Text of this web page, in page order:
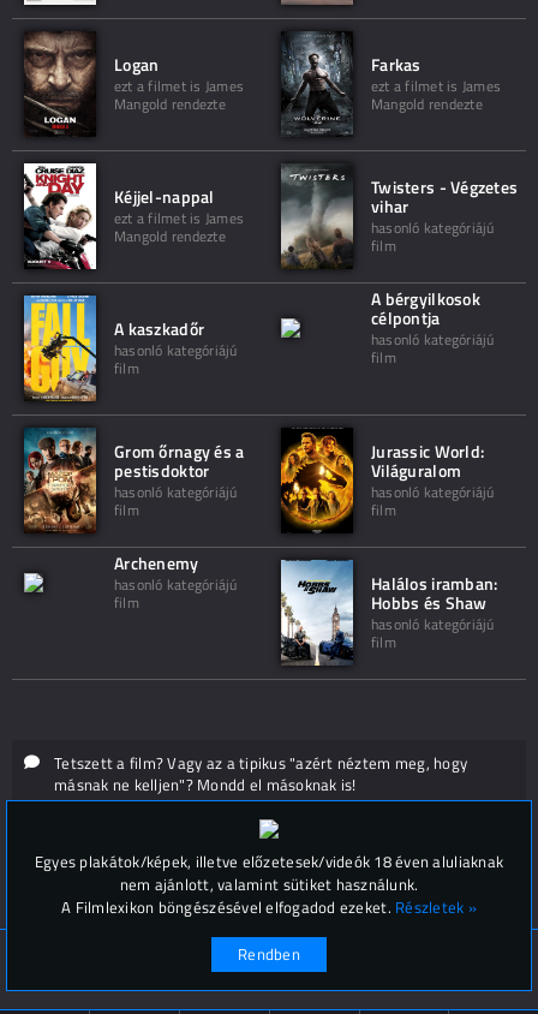
Logan
ezt a filmet is James
Mangold rendezte
Farkas
ezt a filmet is James
Mangold rendezte
Kéjjel-nappal
ezt a filmet is James
Mangold rendezte
Twisters - Végzetes
vihar
hasonló kategóriájú
film
A kaszkadőr
hasonló kategóriájú
film
A bérgyilkosok
célpontja
hasonló kategóriájú
film
Grom őrnagy és a
pestisdoktor
hasonló kategóriájú
film
Jurassic World:
Világuralom
hasonló kategóriájú
film
Archenemy
hasonló kategóriájú
film
Halálos iramban:
Hobbs és Shaw
hasonló kategóriájú
film
Tetszett a film? Vagy az a tipikus "azért néztem meg, hogy
másnak ne kelljen"? Mondd el másoknak is!
Hozzászólások (
© Filmlexikon 2019-2026
Kapcsolat, impresszum
Egyes plakátok/képek, illetve előzetesek/videók 18 éven aluliaknak
nem ajánlott, valamint sütiket használunk.
A Filmlexikon böngészésével elfogadod ezeket. Részletek »
Rendben